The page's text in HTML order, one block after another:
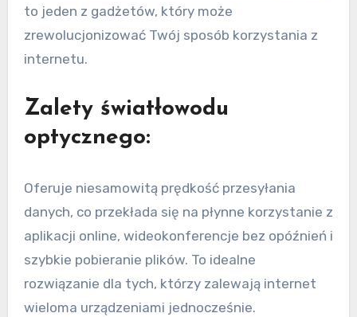
to jeden z gadżetów, który może
zrewolucjonizować Twój sposób korzystania z
internetu.
Zalety światłowodu
optycznego:
Oferuje niesamowitą prędkość przesyłania
danych, co przekłada się na płynne korzystanie z
aplikacji online, wideokonferencje bez opóźnień i
szybkie pobieranie plików. To idealne
rozwiązanie dla tych, którzy zalewają internet
wieloma urządzeniami jednocześnie.